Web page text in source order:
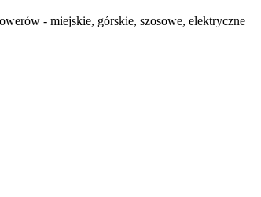
- miejskie, górskie, szosowe, elektryczne